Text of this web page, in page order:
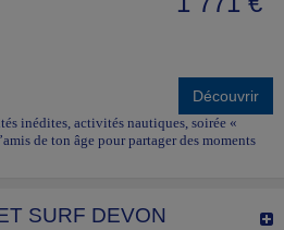
Découvrir
inédites, activités nautiques, soirée «
de ton âge pour partager des moments
SURF DEVON